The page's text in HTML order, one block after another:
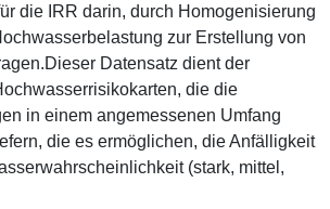
die IRR darin, durch Homogenisierung
zur Erstellung von
Datensatz dient der
die die
in einem angemessenen Umfang
die es ermöglichen, die Anfälligkeit
(stark, mittel,